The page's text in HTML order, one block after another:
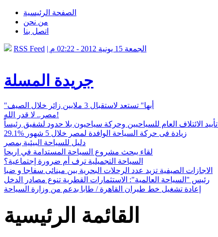
الصفحة الرئيسية
من نحن
اتصل بنا
RSS Feed | الجمعة 15 يونية 2012 - 02:22 م
جريدة المسلة
"أبها" تستعد لاستقبال 3 ملايين زائر خلال الصيف
مصر.. لا قدر الله!
الائتلاف العام للسياحيين وحركة سياحيون بلا حدود لشفيق رئيساً
29.1% زيادة فى حركة السياحة الوافدة لمصر خلال 5 شهور
دليل للسياحة البيئية بمصر
لقاء يبحث مشروع السياحة المستدامة في اريحا
السياحة التجميلية ترف أم ضرورة إجتماعية؟
الاجازات الصيفية تزيد عدد الرحلات البحرية بين مينائى سفاجا و ضبا
رئيس "السياحة العالمية": الاستثمارات القطرية تنوع مصادر الدخل
إعادة تشغيل خط طيران القاهرة / طابا بدعم من وزارة السياحة
القائمة الرئيسية